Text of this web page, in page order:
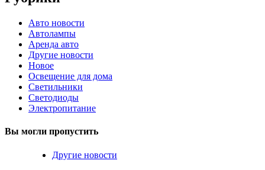
Авто новости
Автолампы
Аренда авто
Другие новости
Новое
Освещение для дома
Светильники
Светодиоды
Электропитание
Вы могли пропустить
Другие новости